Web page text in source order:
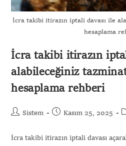
İcra takibi itirazın iptali davası ile
hesaplama
İcra takibi itirazın
alabileceğiniz
hesaplama rehberi
Sistem Kasım 25, 2025
İcra takibi itirazın iptali davası